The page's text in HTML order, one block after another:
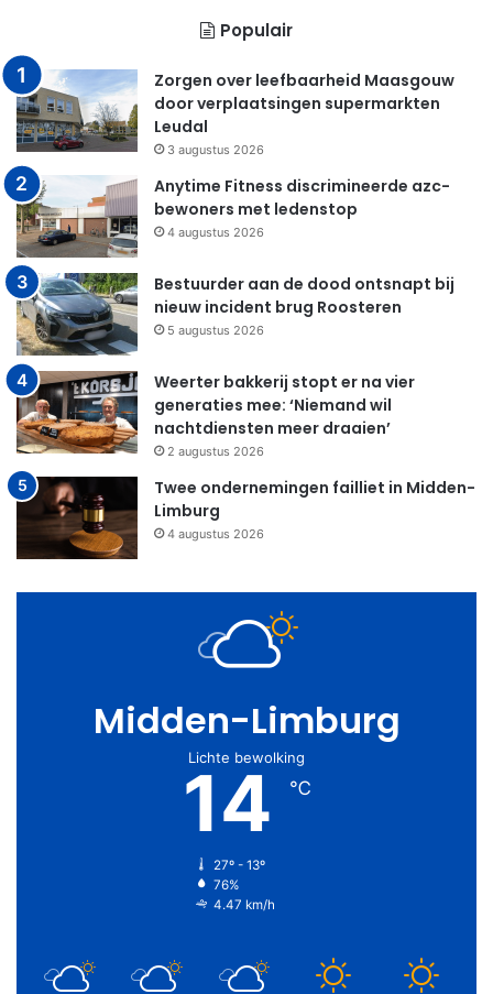
Populair
Zorgen over leefbaarheid Maasgouw
door verplaatsingen supermarkten
Leudal
3 augustus 2026
Anytime Fitness discrimineerde azc-
bewoners met ledenstop
4 augustus 2026
Bestuurder aan de dood ontsnapt bij
nieuw incident brug Roosteren
5 augustus 2026
Weerter bakkerij stopt er na vier
generaties mee: ‘Niemand wil
nachtdiensten meer draaien’
2 augustus 2026
Twee ondernemingen failliet in Midden-
Limburg
4 augustus 2026
Midden-Limburg
Lichte bewolking
14 ℃
27º - 13º
76%
4.47 km/h